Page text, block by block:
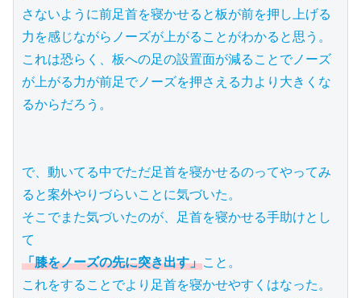
さないように前足首を寝かせると板が前を押し上げる
力を感じながらノーズが上がることがわかると思う。
これは恐らく、板への足の設置面が減ることでノーズ
が上がる力が前足でノーズを押さえる力より大きくな
るからだろう。
で、動いてる中でただ足首を寝かせるのってやってみ
ると案外やりづらいことに気づいた。
そこでまた気づいたのが、足首を寝かせる手助けとし
「膝をノーズの先に突き出す」こと。
これをすることでより足首を寝かせやすくはなった。